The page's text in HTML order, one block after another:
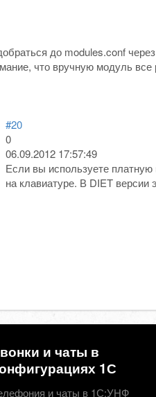
до modules.conf
что вручную модуль все
#20
0
06.09.2012 17:57:49
Если вы используете
на клавиатуре. В DIET версии
и чаты в
1С
и чаты в 1С:УНФ